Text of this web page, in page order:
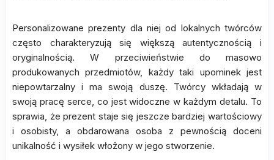
Personalizowane prezenty dla niej od lokalnych twórców
często charakteryzują się większą autentycznością i
oryginalnością. W przeciwieństwie do masowo
produkowanych przedmiotów, każdy taki upominek jest
niepowtarzalny i ma swoją duszę. Twórcy wkładają w
swoją pracę serce, co jest widoczne w każdym detalu. To
sprawia, że prezent staje się jeszcze bardziej wartościowy
i osobisty, a obdarowana osoba z pewnością doceni
unikalność i wysiłek włożony w jego stworzenie.